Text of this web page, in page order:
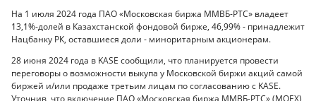
На 1 июля 2024 года ПАО «Московская биржа ММВБ-РТС» владеет
13,1%-долей в Казахстанской фондовой бирже, 46,99% - принадлежит
Нацбанку РК, оставшиеся доли - миноритарным акционерам.
28 июня 2024 года в KASE сообщили, что планируется провести
переговоры о возможности выкупа у Московской биржи акций самой
биржей и/или продаже третьим лицам по согласованию с KASE.
Уточнив, что включение ПАО «Московская биржа ММВБ-РТС» (МОЕХ)